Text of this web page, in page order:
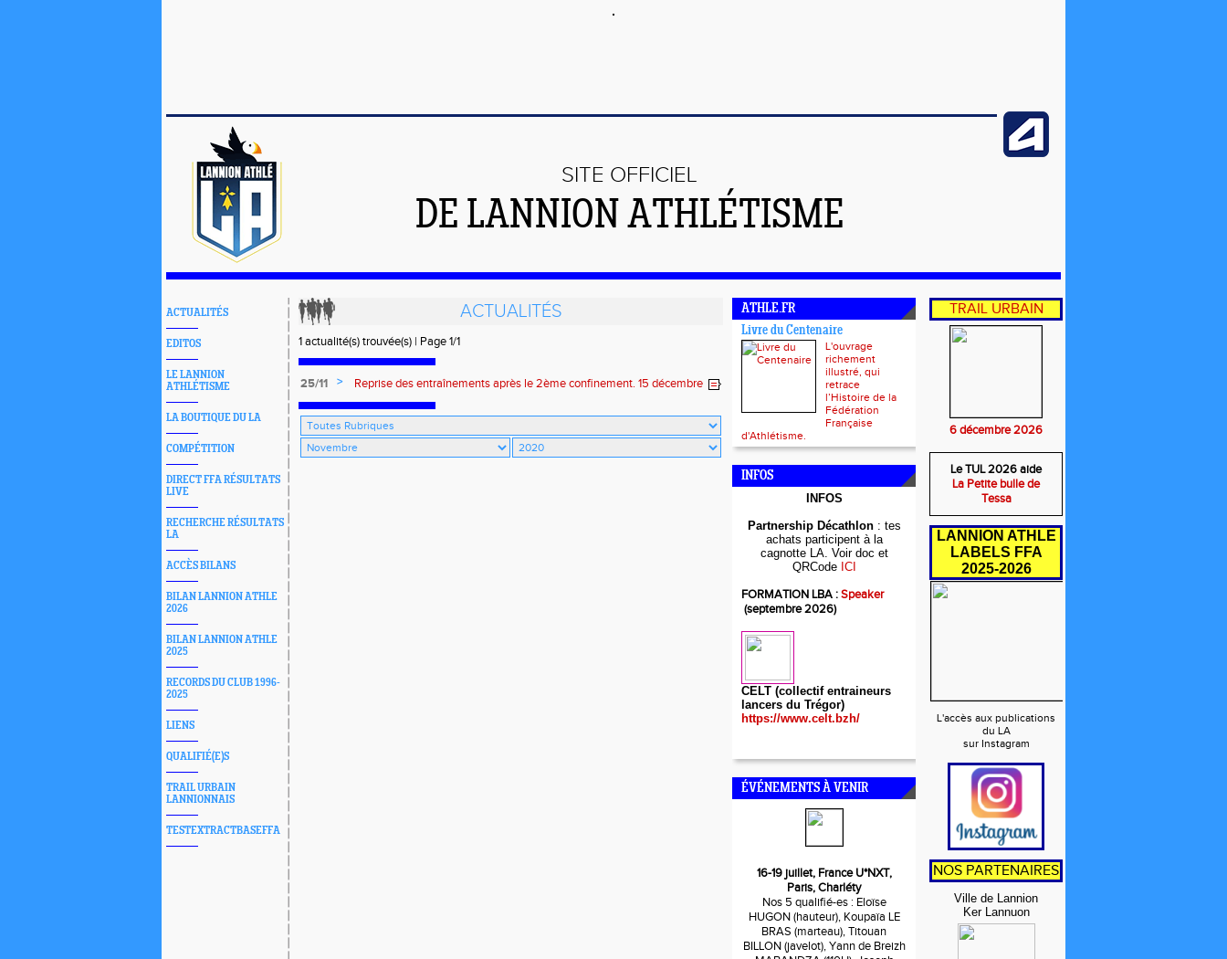
SITE OFFICIEL
DE LANNION ATHLÉTISME
ACTUALITÉS
EDITOS
LE LANNION
ATHLÉTISME
LA BOUTIQUE DU LA
COMPÉTITION
DIRECT FFA RÉSULTATS
LIVE
RECHERCHE RÉSULTATS
LA
ACCÈS BILANS
BILAN LANNION ATHLE
2026
BILAN LANNION ATHLE
2025
RECORDS DU CLUB 1996-
2025
LIENS
QUALIFIÉ(E)S
TRAIL URBAIN
LANNIONNAIS
TESTEXTRACTBASEFFA
ACTUALITÉS
1 actualité(s) trouvée(s) | Page 1/1
25/11 >
Reprise des entraînements après le 2ème confinement. 15 décembre
ATHLE.FR
Livre du Centenaire
L'ouvrage
richement
illustré, qui
retrace
l’Histoire de la
Fédération
Française
d'Athlétisme.
INFOS
INFOS
Partnership Décathlon : tes
achats participent à la
cagnotte LA. Voir doc et
QRCode ICI
FORMATION LBA :Speaker
(septembre 2026)
CELT (collectif entraineurs
lancers du Trégor)
https://www.celt.bzh/
ÉVÉNEMENTS À VENIR
16-19 juillet, France U*NXT,
Paris, Charléty
Nos 5 qualifié-es : Eloïse
HUGON (hauteur), Koupaïa LE
BRAS (marteau), Titouan
BILLON (javelot), Yann de Breizh
TRAIL URBAIN
6 décembre 2026
Le TUL 2026 aide
La Petite bulle de
Tessa
LANNION ATHLE
LABELS FFA
2025-2026
L'accès aux publications
du LA
sur Instagram
NOS PARTENAIRES
Ville de Lannion
Ker Lannuon